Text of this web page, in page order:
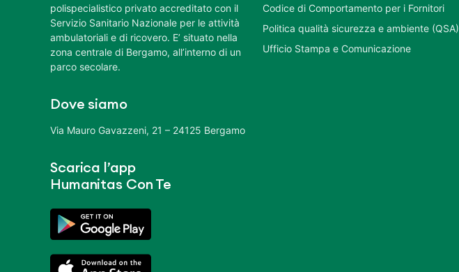
polispecialistico privato accreditato con il
Servizio Sanitario Nazionale per le attività
ambulatoriali e di ricovero. E’ situato nella
zona centrale di Bergamo, all’interno di un
parco secolare.
Dove siamo
Via Mauro Gavazzeni, 21 – 24125 Bergamo
Scarica l’app
Humanitas Con Te
Codice di Comportamento per i Fornitori
Politica qualità sicurezza e ambiente (QSA)
Ufficio Stampa e Comunicazione